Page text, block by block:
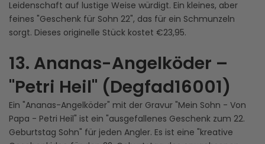
Leidenschaft auf lustige Weise würdigt. Ein kleines, aber
feines "Geschenk für Sohn 22", das für ein Schmunzeln
sorgt. Dieses originelle Stück kostet €23,95.
13. Ananas-Angelköder –
"Petri Heil" (Degfad16001)
Ein "Ananas-Angelköder" mit der Gravur "Mein Sohn - Von
Papa - Petri Heil" ist ein "ausgefallenes Geschenk zum 22.
Geburtstag Sohn" für jeden Angler. Es ist eine "kreative